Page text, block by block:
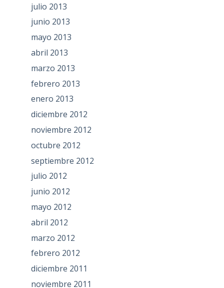
julio 2013
junio 2013
mayo 2013
abril 2013
marzo 2013
febrero 2013
enero 2013
diciembre 2012
noviembre 2012
octubre 2012
septiembre 2012
julio 2012
junio 2012
mayo 2012
abril 2012
marzo 2012
febrero 2012
diciembre 2011
noviembre 2011